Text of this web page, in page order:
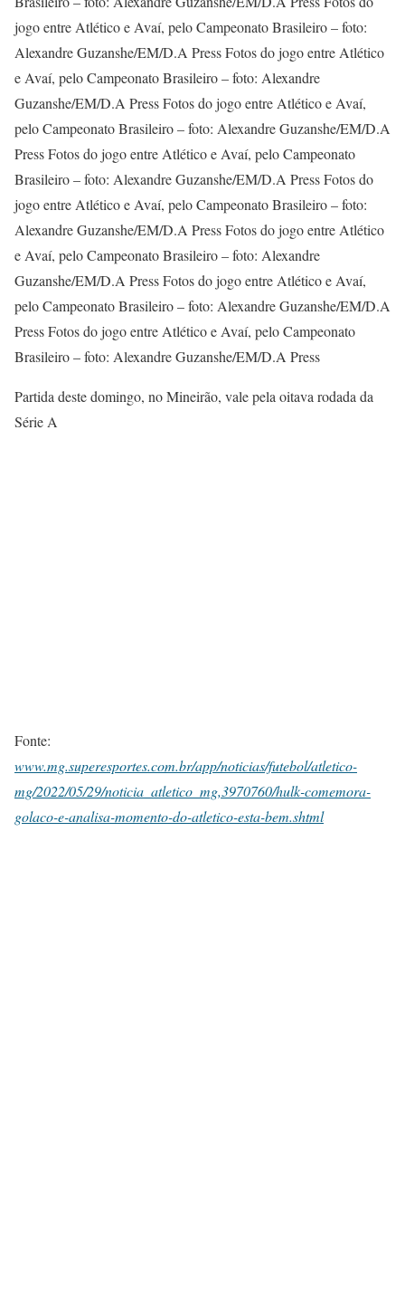
Partida deste domingo, no Mineirão, vale pela oitava rodada da
Série A
Fonte:
www.mg.superesportes.com.br/app/noticias/futebol/atletico-
mg/2022/05/29/noticia_atletico_mg,3970760/hulk-comemora-
golaco-e-analisa-momento-do-atletico-esta-bem.shtml